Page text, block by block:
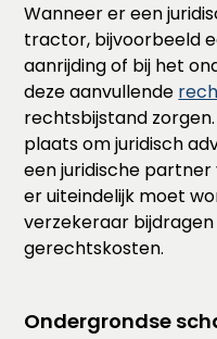
Wanneer er een
tractor, bijvoorbeeld
aanrijding of bij het
deze aanvullende
rechtsbijstand
plaats om juridisch
een juridische
er uiteindelijk moet
verzekeraar
gerechtskosten.
Ondergrondse